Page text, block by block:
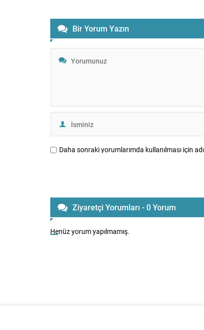
zam gelmesi öngörülüyor. Ancak eşel
mobil uygulaması nedeniyle bu artışın
tamamı pompaya yansımayacak;...
Bir Yorum Yazın
Daha sonraki yorumlarımda kullanılması için
Ziyaretçi Yorumları - 0 Yorum
Henüz yorum yapılmamış.